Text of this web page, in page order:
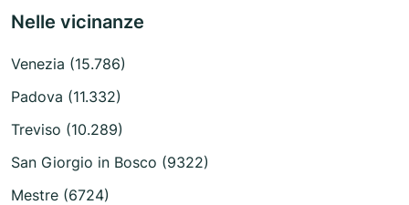
Nelle vicinanze
Venezia (15.786)
Padova (11.332)
Treviso (10.289)
San Giorgio in Bosco (9322)
Mestre (6724)